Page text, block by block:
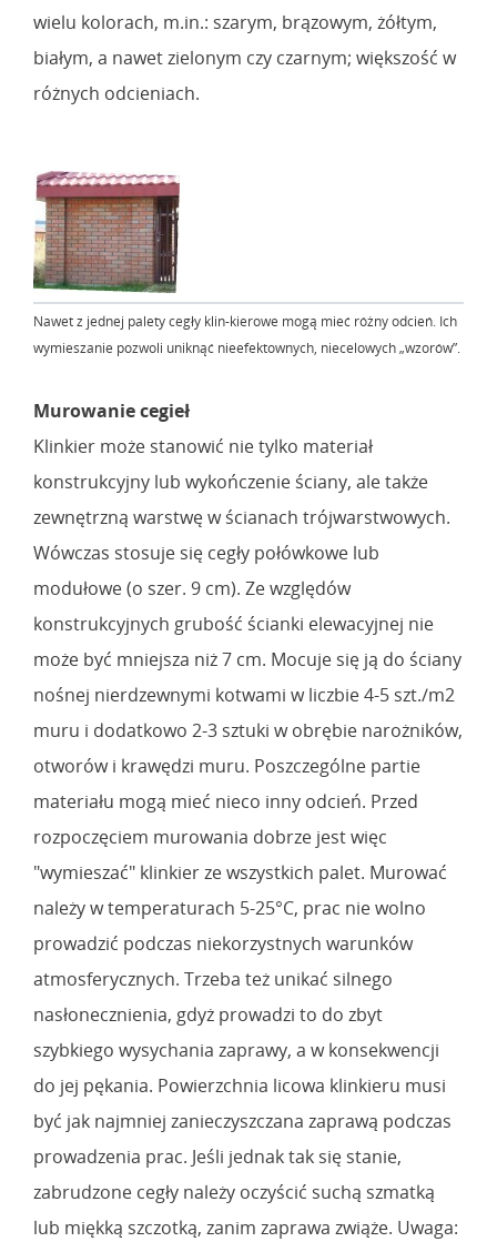
wielu kolorach, m.in.: szarym, brązowym, żółtym,
białym, a nawet zielonym czy czarnym; większość w
różnych odcieniach.
Nawet z jednej palety cegły klin-kierowe mogą mieć różny odcień. Ich
wymieszanie pozwoli uniknąć nieefektownych, niecelowych „wzorów”.
Murowanie cegieł
Klinkier może stanowić nie tylko materiał
konstrukcyjny lub wykończenie ściany, ale także
zewnętrzną warstwę w ścianach trójwarstwowych.
Wówczas stosuje się cegły połówkowe lub
modułowe (o szer. 9 cm). Ze względów
konstrukcyjnych grubość ścianki elewacyjnej nie
może być mniejsza niż 7 cm. Mocuje się ją do ściany
nośnej nierdzewnymi kotwami w liczbie 4-5 szt./m2
muru i dodatkowo 2-3 sztuki w obrębie narożników,
otworów i krawędzi muru. Poszczególne partie
materiału mogą mieć nieco inny odcień. Przed
rozpoczęciem murowania dobrze jest więc
"wymieszać" klinkier ze wszystkich palet. Murować
należy w temperaturach 5-25°C, prac nie wolno
prowadzić podczas niekorzystnych warunków
atmosferycznych. Trzeba też unikać silnego
nasłonecznienia, gdyż prowadzi to do zbyt
szybkiego wysychania zaprawy, a w konsekwencji
do jej pękania. Powierzchnia licowa klinkieru musi
być jak najmniej zanieczyszczana zaprawą podczas
prowadzenia prac. Jeśli jednak tak się stanie,
zabrudzone cegły należy oczyścić suchą szmatką
lub miękką szczotką, zanim zaprawa zwiąże. Uwaga: